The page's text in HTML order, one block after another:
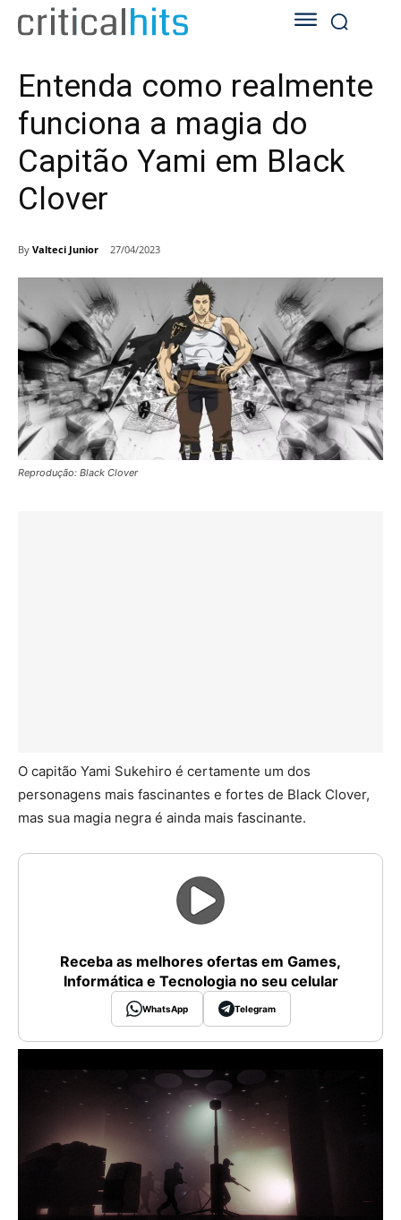
Entenda como realmente
funciona a magia do
Capitão Yami em Black
Clover
By Valteci Junior 27/04/2023
Reprodução: Black Clover
O capitão Yami Sukehiro é certamente um dos
personagens mais fascinantes e fortes de Black Clover,
mas sua magia negra é ainda mais fascinante.
Receba as melhores ofertas em Games,
Informática e Tecnologia no seu celular
WhatsApp Telegram